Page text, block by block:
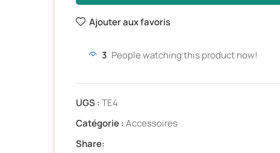
Ajouter aux favoris
3 People watching this product now!
UGS :TE4
Catégorie :Accessoires
Share: